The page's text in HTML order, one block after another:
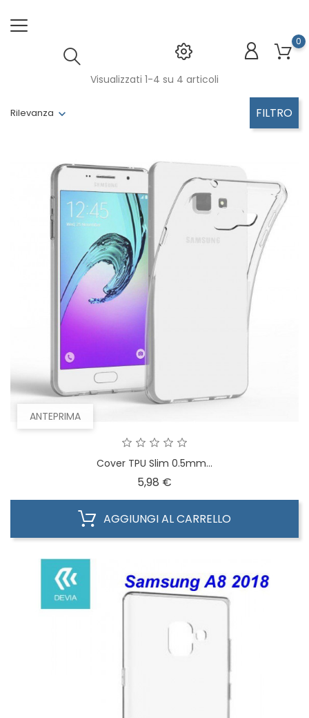
0
Rilevanza FILTRO
Visualizzati 1-4 su 4 articoli
ANTEPRIMA
Cover TPU Slim 0.5mm...
5,98 €
AGGIUNGI AL CARRELLO